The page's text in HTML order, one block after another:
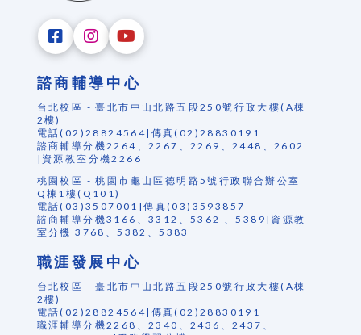
諮商輔導中心
台北校區 - 臺北市中山北路五段250號行政大樓(A棟
2樓)
電話(02)28824564|傳真(02)28830191
諮商輔導分機2264、2267、2269、2448、2602
|資源教室分機2266
桃園校區 - 桃園市龜山區德明路5號行政聯合辦公室
Q棟1樓(Q101)
電話(03)3507001|傳真(03)3593857
諮商輔導分機3166、3312、5362 、5389|資源教
室分機 3768、5382、5383
職涯發展中心
台北校區 - 臺北市中山北路五段250號行政大樓(A棟
2樓)
電話(02)28824564|傳真(02)28830191
職涯輔導分機2268、2340、2436、2437、